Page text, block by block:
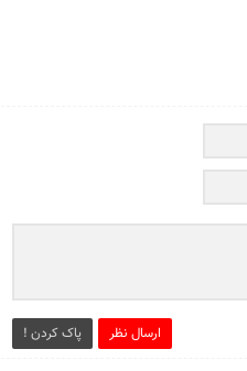
ارسال نظر پاک کردن !